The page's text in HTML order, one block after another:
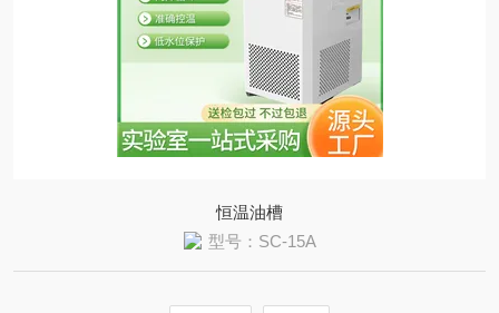
恒温油槽
型号：SC-15A